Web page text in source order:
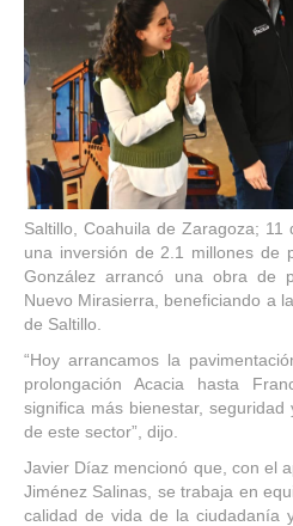
Saltillo, Coahuila de Zaragoza;
una inversión de 2.1 millones de
González arrancó una obra de
Nuevo Mirasierra, beneficiando a
de Saltillo.
“Hoy arrancamos la
prolongación Acacia hasta
significa más bienestar,
de este sector”, dijo.
Javier Díaz mencionó que, con el
Jiménez Salinas, se trabaja en
calidad de vida de la ciudadanía